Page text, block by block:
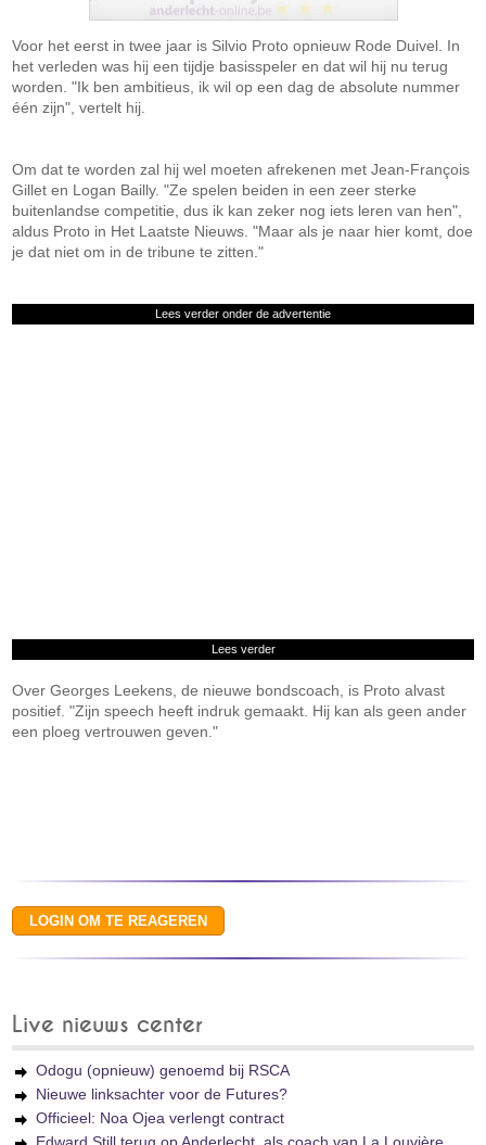
Voor het eerst in twee jaar is Silvio Proto opnieuw Rode Duivel. In
het verleden was hij een tijdje basisspeler en dat wil hij nu terug
worden. "Ik ben ambitieus, ik wil op een dag de absolute nummer
één zijn", vertelt hij.
Om dat te worden zal hij wel moeten afrekenen met Jean-François
Gillet en Logan Bailly. "Ze spelen beiden in een zeer sterke
buitenlandse competitie, dus ik kan zeker nog iets leren van hen",
aldus Proto in Het Laatste Nieuws. "Maar als je naar hier komt, doe
je dat niet om in de tribune te zitten."
Lees verder onder de advertentie
Lees verder
Over Georges Leekens, de nieuwe bondscoach, is Proto alvast
positief. "Zijn speech heeft indruk gemaakt. Hij kan als geen ander
een ploeg vertrouwen geven."
Live nieuws center
Odogu (opnieuw) genoemd bij RSCA
Nieuwe linksachter voor de Futures?
Officieel: Noa Ojea verlengt contract